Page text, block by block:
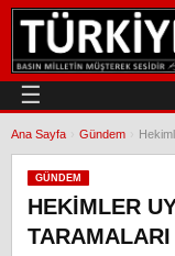
☰
Ana Sayfa Gündem
GÜNDEM
HEKIMLER